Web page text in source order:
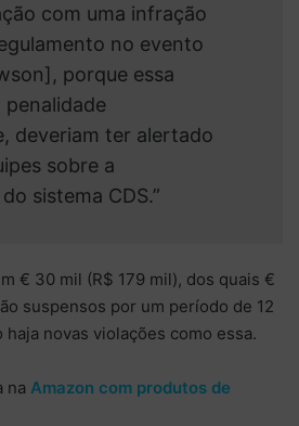
com uma infração
no evento
porque essa
penalidade
deveriam ter alertado
sobre a
sistema CDS.”
€ 30 mil (R$ 179 mil), dos quais €
suspensos por um período de 12
novas violações como essa.
na Amazon com produtos de